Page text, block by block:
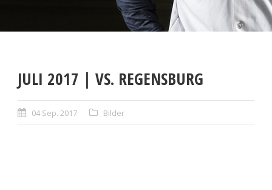
JULI 2017 | VS. REGENSBURG
04 Sep. 2017 Bilder